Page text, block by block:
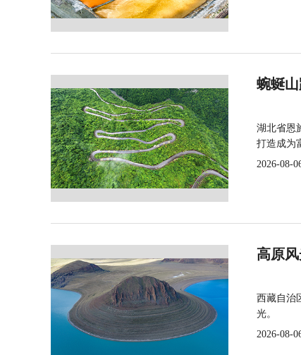
蜿蜒
湖北省恩
打造成为
2026-08-
高原
西藏自治
光。
2026-08-